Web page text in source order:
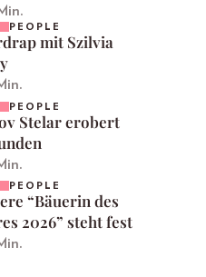
PEOPLE
mit Szilvia
PEOPLE
Stelar erobert
PEOPLE
“Bäuerin des
2026” steht fest